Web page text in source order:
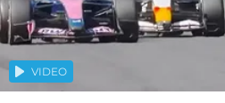
VIDEO